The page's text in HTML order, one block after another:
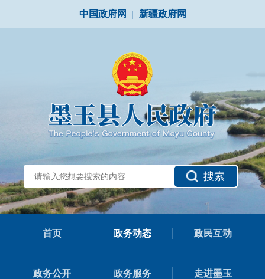
中国政府网 | 新疆政府网
搜索
首页 政务动态 政民互动
政务公开 政务服务 走进墨玉